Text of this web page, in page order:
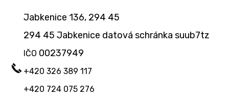
Jabkenice 136, 294 45
294 45 Jabkenice datová schránka suub7tz
IČO 00237949
+420 326 389 117
+420 724 075 276